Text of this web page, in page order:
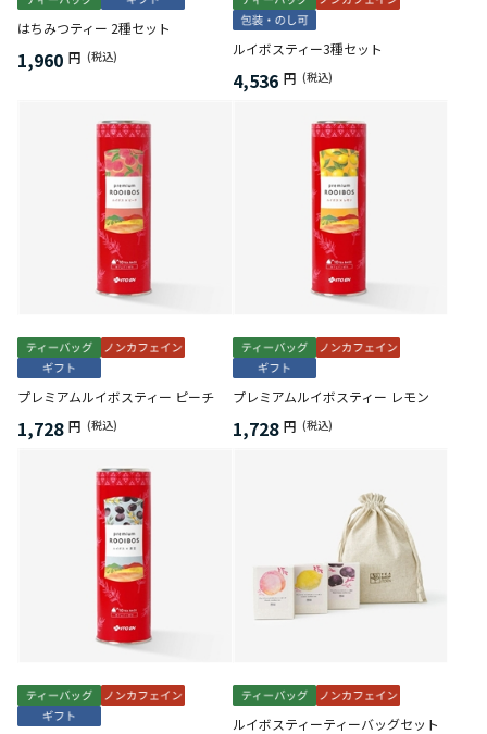
はちみつティー 2種セット
1,960 円 (税込) ルイボスティー3種セット
4,536 円 (税込)
プレミアムルイボスティー ピーチ
1,728 円 (税込)
プレミアムルイボスティー レモン
1,728 円 (税込)
ルイボスティーティーバッグセット